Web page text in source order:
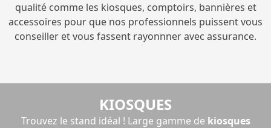
qualité comme les kiosques, comptoirs, bannières et
accessoires pour que nos professionnels puissent vous
conseiller et vous fassent rayonnner avec assurance.
KIOSQUES
Trouvez le stand idéal ! Large gamme de kiosques